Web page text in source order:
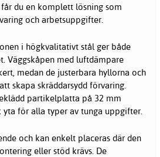
du en komplett lösning som
och arbetsuppgifter.
i högkvalitativt stål ger både
Väggskåpen med luftdämpare
medan de justerbara hyllorna och
skapa skräddarsydd förvaring.
partikelplatta på 32 mm
för alla typer av tunga uppgifter.
och kan enkelt placeras där den
eller stöd krävs. De